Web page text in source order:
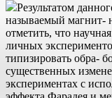
Результатом
называемый магнит-
отметить, что
личных
типизировать обра-
существенных
экспериментах с